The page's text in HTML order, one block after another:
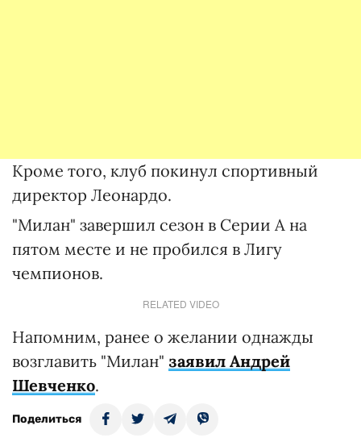
Кроме того, клуб покинул спортивный
директор Леонардо.
"Милан" завершил сезон в Серии А на
пятом месте и не пробился в Лигу
чемпионов.
RELATED VIDEO
Напомним, ранее о желании однажды
возглавить "Милан" заявил Андрей
Шевченко.
Поделиться